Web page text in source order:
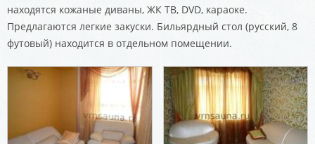
находятся кожаные диваны, ЖК ТВ, DVD, караоке.
Предлагаются легкие закуски. Бильярдный стол (русский, 8
футовый) находится в отдельном помещении.